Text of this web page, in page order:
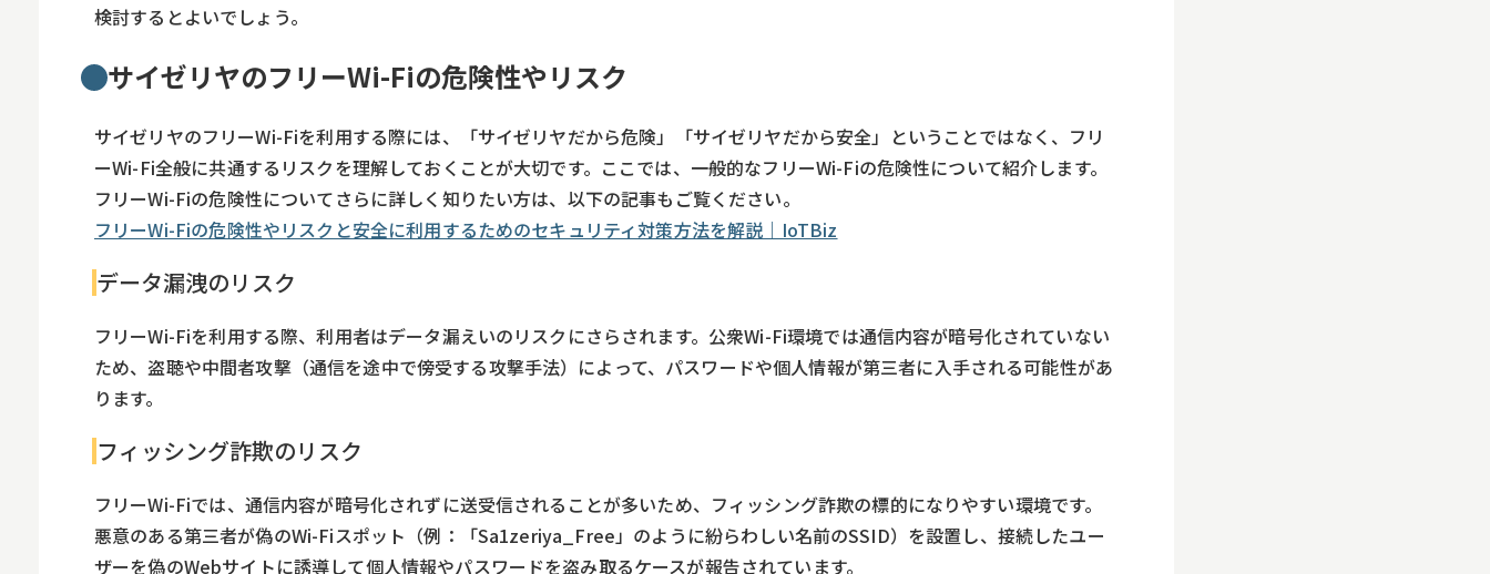
検討するとよいでしょう。
サイゼリヤのフリーWi-Fiの危険性やリスク
サイゼリヤのフリーWi-Fiを利用する際には、「サイゼリヤだから危険」「サイゼリヤだから安全」ということではなく、フリ
ーWi-Fi全般に共通するリスクを理解しておくことが大切です。ここでは、一般的なフリーWi-Fiの危険性について紹介します。
フリーWi-Fiの危険性についてさらに詳しく知りたい方は、以下の記事もご覧ください。
フリーWi-Fiの危険性やリスクと安全に利用するためのセキュリティ対策方法を解説｜IoTBiz
データ漏洩のリスク
フリーWi-Fiを利用する際、利用者はデータ漏えいのリスクにさらされます。公衆Wi-Fi環境では通信内容が暗号化されていない
ため、盗聴や中間者攻撃（通信を途中で傍受する攻撃手法）によって、パスワードや個人情報が第三者に入手される可能性があ
ります。
フィッシング詐欺のリスク
フリーWi-Fiでは、通信内容が暗号化されずに送受信されることが多いため、フィッシング詐欺の標的になりやすい環境です。
悪意のある第三者が偽のWi-Fiスポット（例：「Sa1zeriya_Free」のように紛らわしい名前のSSID）を設置し、接続したユー
ザーを偽のWebサイトに誘導して個人情報やパスワードを盗み取るケースが報告されています。